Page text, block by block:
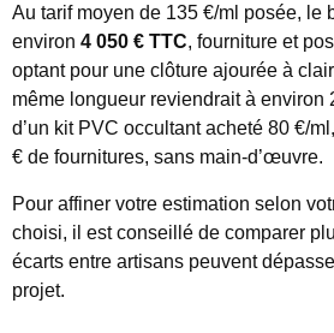
Au tarif moyen de 135 €/ml posée, le
environ 4 050 € TTC, fourniture et
optant pour une clôture ajourée à
même longueur reviendrait à environ
d’un kit PVC occultant acheté 80 €/
€ de fournitures, sans main-d’œuvre.
Pour affiner votre estimation selon
choisi, il est conseillé de comparer
écarts entre artisans peuvent
projet.